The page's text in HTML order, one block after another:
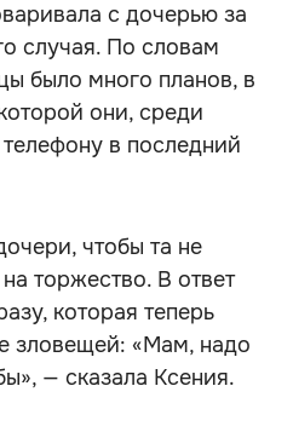
с дочерью за
случая. По словам
было много планов, в
они, среди
в последний
чтобы та не
торжество. В ответ
которая теперь
зловещей: «Мам, надо
— сказала Ксения.